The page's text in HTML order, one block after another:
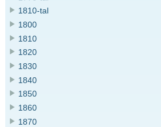
1810-tal
1800
1810
1820
1830
1840
1850
1860
1870